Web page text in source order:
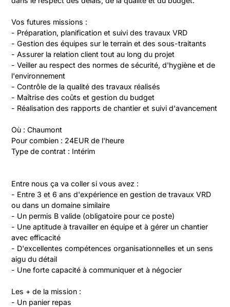
Vos futures missions :
- Préparation, planification et suivi des travaux VRD
- Gestion des équipes sur le terrain et des sous-traitants
- Assurer la relation client tout au long du projet
- Veiller au respect des normes de sécurité, d'hygiène et de
l'environnement
- Contrôle de la qualité des travaux réalisés
- Maîtrise des coûts et gestion du budget
- Réalisation des rapports de chantier et suivi d'avancement
Où : Chaumont
Pour combien : 24EUR de l'heure
Type de contrat : Intérim
Entre nous ça va coller si vous avez :
- Entre 3 et 6 ans d'expérience en gestion de travaux VRD
ou dans un domaine similaire
- Un permis B valide (obligatoire pour ce poste)
- Une aptitude à travailler en équipe et à gérer un chantier
avec efficacité
- D'excellentes compétences organisationnelles et un sens
aigu du détail
- Une forte capacité à communiquer et à négocier
Les + de la mission :
- Un panier repas